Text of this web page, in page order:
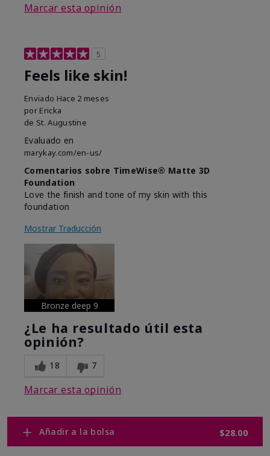
Añadir a la bolsa $28.00
Marcar esta opinión
5
Feels like skin!
Enviado Hace 2 meses
por Ericka
de St. Augustine
Evaluado en
marykay.com/en-us/
Comentarios sobre TimeWise® Matte 3D
Foundation
Love the finish and tone of my skin with this
foundation
Mostrar Traducción
Bronze deep 9
¿Le ha resultado útil esta
opinión?
18 7
Marcar esta opinión
Mostrar opiniones
Volver al inicio